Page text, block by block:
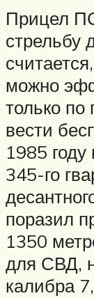
Прицел
стрельбу
можно
только по
вести
1985
345-го
поразил
1350
для СВД,
калибра